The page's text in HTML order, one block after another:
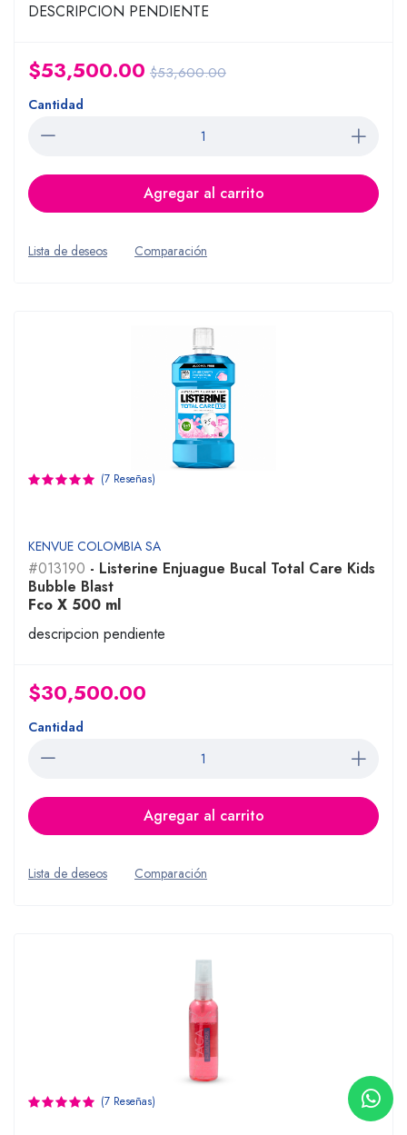
DESCRIPCION PENDIENTE
$53,500.00 $53,600.00
Cantidad
Agregar al carrito
Lista de deseos Comparación
(7 Reseñas)
KENVUE COLOMBIA SA
#013190 - Listerine Enjuague Bucal Total Care Kids
Bubble Blast
Fco X 500 ml
descripcion pendiente
$30,500.00
Cantidad
Agregar al carrito
Lista de deseos Comparación
(7 Reseñas)